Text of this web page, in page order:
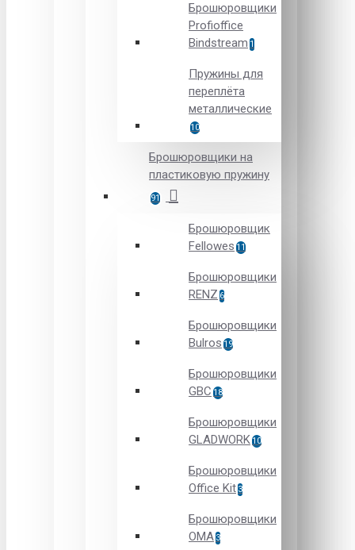
Брошюровщики
Рrofioffice
Вindstream 1
Пружины для
переплёта
металлические
10
Брошюровщики на
пластиковую пружину
91
Брошюровщик
Fellowes 11
Брошюровщики
RENZ 6
Брошюровщики
Bulros 19
Брошюровщики
GBC 18
Брошюровщики
GLADWORK10
Брошюровщики
Office Kit 3
Брошюровщики
OMA 3